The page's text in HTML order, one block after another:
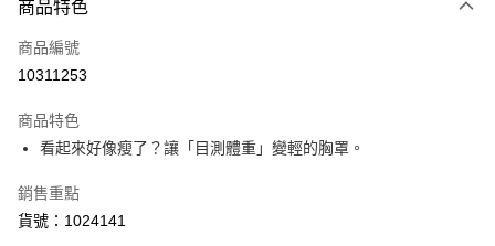
信用卡一次付款
超商取貨付款
Apple Pay
運送方式
全家取貨付款
商品特色
商品編號
10311253
商品特色
看起來好像瘦了？讓「目測體重」變輕的胸罩。
銷售重點
貨號：1024141